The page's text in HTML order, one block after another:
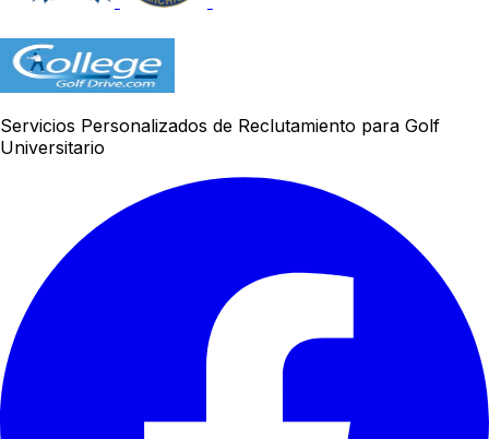
Servicios Personalizados de Reclutamiento para Golf
Universitario